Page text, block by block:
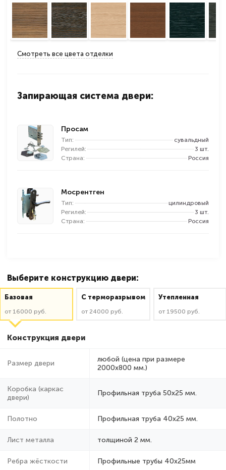
Смотреть все цвета отделки
Запирающая система двери:
Просам
Тип:
сувальдный
Регилей:
3 шт.
Страна:
Россия
Мосрентген
Тип:
цилиндровый
Регилей:
3 шт.
Страна:
Россия
Выберите конструкцию двери:
Базовая
от 16000 руб.
C терморазрывом
от 24000 руб.
Утепленная
от 19500 руб.
Конструкция двери
Размер двери
любой (цена при размере
2000x800 мм.)
Коробка (каркас
двери)
Профильная труба 50х25 мм.
Полотно Профильная труба 40х25 мм.
Лист металла толщиной 2 мм.
Ребра жёсткости Профильные трубы 40х25мм